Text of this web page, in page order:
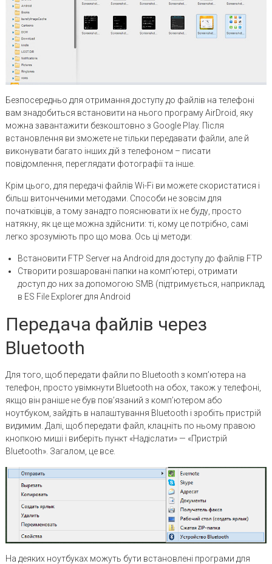
Безпосередньо для отримання доступу до файлів на телефоні
вам знадобиться встановити на нього програму AirDroid, яку
можна завантажити безкоштовно з Google Play. Після
встановлення ви зможете не тільки передавати файли, але й
виконувати багато інших дій з телефоном – писати
повідомлення, переглядати фотографії та інше.
Крім цього, для передачі файлів Wi-Fi ви можете скористатися і
більш витонченими методами. Способи не зовсім для
початківців, а тому занадто пояснювати їх не буду, просто
натякну, як це ще можна здійснити: ті, кому це потрібно, самі
легко зрозуміють про що мова. Ось ці методи:
Встановити FTP Server на Android для доступу до файлів FTP
Створити розшаровані папки на комп’ютері, отримати
доступ до них за допомогою SMB (підтримується, наприклад,
в ES File Explorer для Android
Передача файлів через
Bluetooth
Для того, щоб передати файли по Bluetooth з комп’ютера на
телефон, просто увімкнути Bluetooth на обох, також у телефоні,
якщо він раніше не був пов’язаний з комп’ютером або
ноутбуком, зайдіть в налаштування Bluetooth і зробіть пристрій
видимим. Далі, щоб передати файл, клацніть по ньому правою
кнопкою миші і виберіть пункт «Надіслати» — «Пристрій
Bluetooth». Загалом, це все.
На деяких ноутбуках можуть бути встановлені програми для